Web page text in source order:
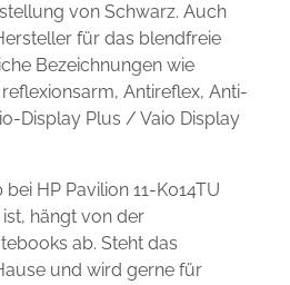
von Schwarz. Auch
für das blendfreie
Bezeichnungen wie
Antireflex, Anti-
Display Plus / Vaio Display
HP Pavilion 11-K014TU
hängt von der
ab. Steht das
und wird gerne für